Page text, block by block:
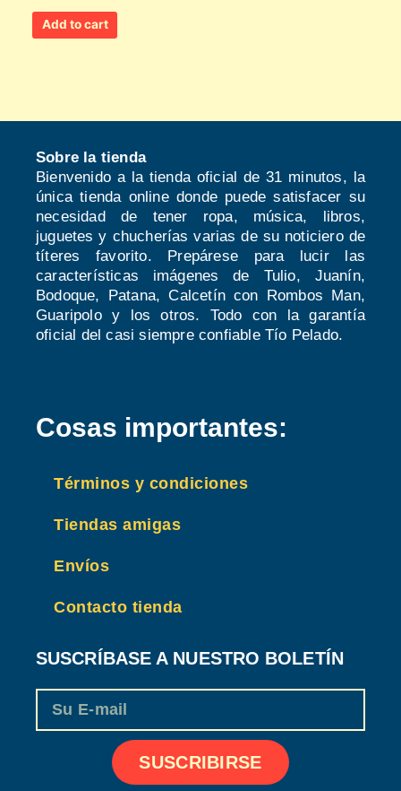
Add to cart
Sobre la tienda
Bienvenido a la tienda oficial de 31 minutos, la
única tienda online donde puede satisfacer su
necesidad de tener ropa, música, libros,
juguetes y chucherías varias de su noticiero de
títeres favorito. Prepárese para lucir las
características imágenes de Tulio, Juanín,
Bodoque, Patana, Calcetín con Rombos Man,
Guaripolo y los otros. Todo con la garantía
oficial del casi siempre confiable Tío Pelado.
Cosas importantes:
Términos y condiciones
Tiendas amigas
Envíos
Contacto tienda
SUSCRÍBASE A NUESTRO BOLETÍN
SUSCRIBIRSE